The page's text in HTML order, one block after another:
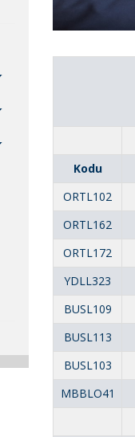
Kodu
ORTL102
ORTL162
ORTL172
YDLL323
BUSL109
BUSL113
BUSL103
MBBLO41